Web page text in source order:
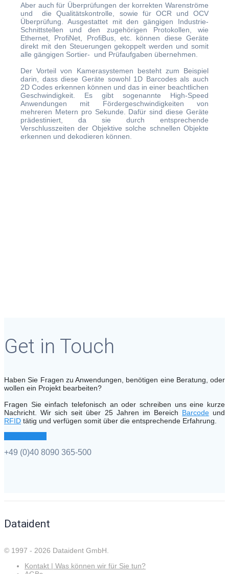
Aber auch für Überprüfungen der korrekten Warenströme
und die Qualitätskontrolle, sowie für OCR und OCV
Überprüfung. Ausgestattet mit den gängigen Industrie-
Schnittstellen und den zugehörigen Protokollen, wie
Ethernet, ProfiNet, ProfiBus, etc. können diese Geräte
direkt mit den Steuerungen gekoppelt werden und somit
alle gängigen Sortier- und Prüfaufgaben übernehmen.
Der Vorteil von Kamerasystemen besteht zum Beispiel
darin, dass diese Geräte sowohl 1D Barcodes als auch
2D Codes erkennen können und das in einer beachtlichen
Geschwindigkeit. Es gibt sogenannte High-Speed
Anwendungen mit Fördergeschwindigkeiten von
mehreren Metern pro Sekunde. Dafür sind diese Geräte
prädestiniert, da sie durch entsprechende
Verschlusszeiten der Objektive solche schnellen Objekte
erkennen und dekodieren können.
Get in Touch
Haben Sie Fragen zu Anwendungen, benötigen eine Beratung, oder
wollen ein Projekt bearbeiten?
Fragen Sie einfach telefonisch an oder schreiben uns eine kurze
Nachricht. Wir sich seit über 25 Jahren im Bereich Barcodeund
RFID tätig und verfügen somit über die entsprechende Erfahrung.
+49 (0)40 8090 365-500
Dataident
© 1997 - 2026 Dataident GmbH.
Kontakt | Was können wir für Sie tun?